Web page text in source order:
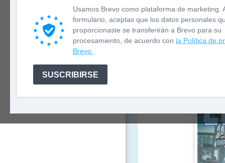
Usamos Brevo como plataforma de marketing.
formulario, aceptas que los datos personales
proporcionaste se transferirán a Brevo para su
procesamiento, de acuerdo con la Política de
Brevo.
SUSCRIBIRSE